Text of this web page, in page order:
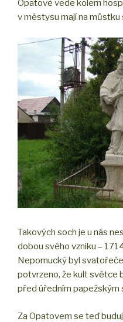
Opatově vede kolem
v městysu mají na můstku
Takových soch je u nás
dobou svého vzniku –
Nepomucký byl
potvrzeno, že kult světce
před úředním papežským
Za Opatovem se teď